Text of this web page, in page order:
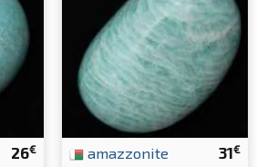
26€ 31€
amazzonite